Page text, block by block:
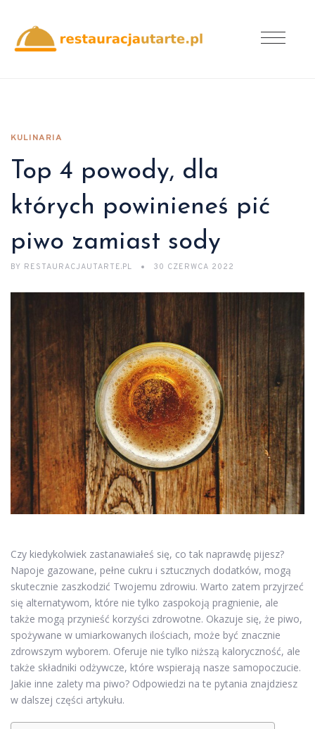
KULINARIA
Top 4 powody, dla
których powinieneś pić
piwo zamiast sody
BY RESTAURACJAUTARTE.PL 30 CZERWCA 2022
Czy kiedykolwiek zastanawiałeś się, co tak naprawdę pijesz?
Napoje gazowane, pełne cukru i sztucznych dodatków, mogą
skutecznie zaszkodzić Twojemu zdrowiu. Warto zatem przyjrzeć
się alternatywom, które nie tylko zaspokoją pragnienie, ale
także mogą przynieść korzyści zdrowotne. Okazuje się, że piwo,
spożywane w umiarkowanych ilościach, może być znacznie
zdrowszym wyborem. Oferuje nie tylko niższą kaloryczność, ale
także składniki odżywcze, które wspierają nasze samopoczucie.
Jakie inne zalety ma piwo? Odpowiedzi na te pytania znajdziesz
w dalszej części artykułu.